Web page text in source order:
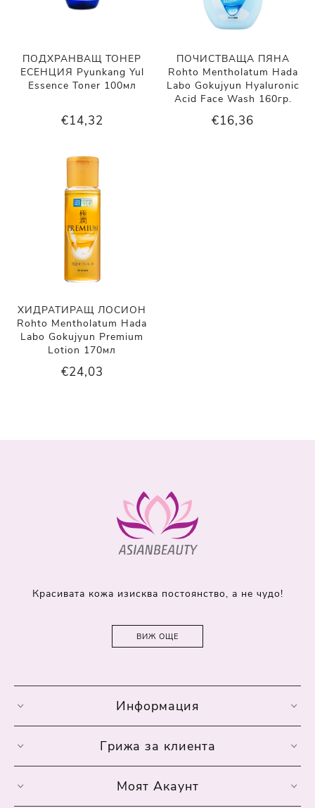
ПОДХРАНВАЩ ТОНЕР
ЕСЕНЦИЯ Pyunkang Yul
Essence Toner 100мл
€14,32
ПОЧИСТВАЩА ПЯНА
Rohto Mentholatum Hada
Labo Gokujyun Hyaluronic
Acid Face Wash 160гр.
€16,36
ХИДРАТИРАЩ ЛОСИОН
Rohto Mentholatum Hada
Labo Gokujyun Premium
Lotion 170мл
€24,03
Красивата кожа изисква постоянство, а не чудо!
ВИЖ ОЩЕ
Информация
Грижа за клиента
Моят Акаунт